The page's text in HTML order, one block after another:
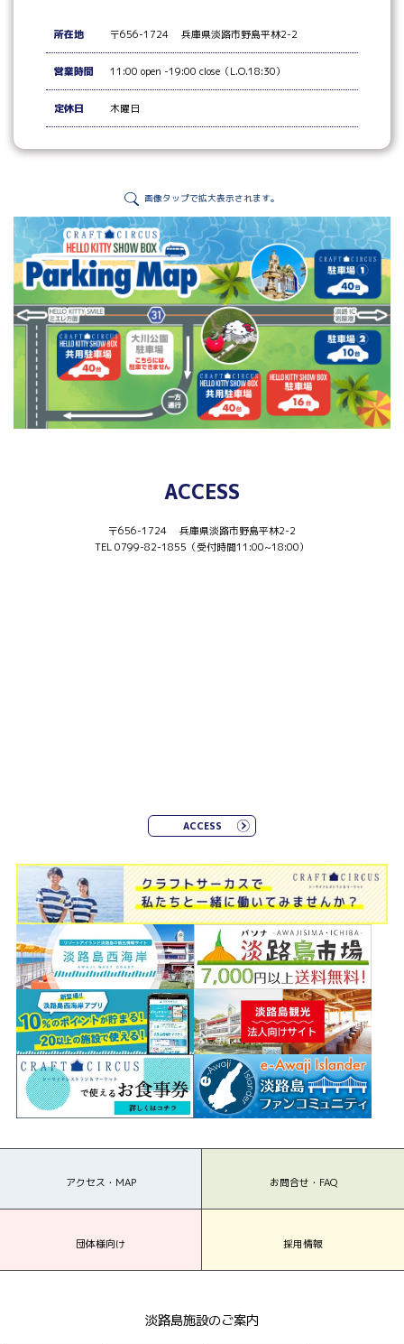
所在地 〒656-1724 兵庫県淡路市野島平林2-2
営業時間 11:00 open -19:00 close（L.O.18:30）
定休日 木曜日
画像タップで拡大表示されます。
ACCESS
〒656-1724 兵庫県淡路市野島平林2-2
TEL 0799-82-1855（受付時間11:00~18:00）
ACCESS
アクセス・MAP お問合せ・FAQ
団体様向け 採用情報
淡路島施設のご案内